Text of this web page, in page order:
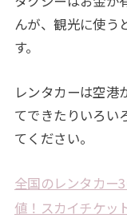
んが、観光に使う
す。
レンタカーは空港
てできたりいろい
てください。
全国のレンタカー
値！スカイチケッ